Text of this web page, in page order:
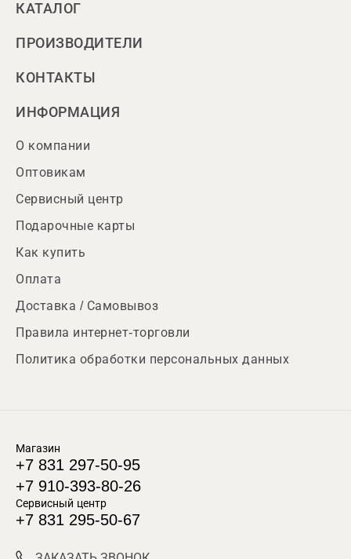
КАТАЛОГ
ПРОИЗВОДИТЕЛИ
КОНТАКТЫ
ИНФОРМАЦИЯ
О компании
Оптовикам
Сервисный центр
Подарочные карты
Как купить
Оплата
Доставка / Самовывоз
Правила интернет-торговли
Политика обработки персональных данных
Магазин
+7 831 297-50-95
+7 910-393-80-26
Сервисный центр
+7 831 295-50-67